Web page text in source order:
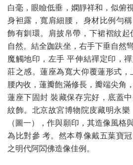
白毫，眼瞼低垂，嫻靜祥和，似俯
身袒露，寬肩細腰， 身材比例勻
飾有釧環。肩披帛帶，下裙褶紋
自然。結全跏趺坐，右手下垂自然
魔觸地印，左手 平伸結禪定印，
莊之感。蓮座為寬大仰覆蓮形式
腰內收，蓮瓣飽滿修長，瓣端尖角
蓮座下固封 裝藏保存完好，底蓋
紋飾。北京故宮博物院庋藏明永樂
（圖一），作與願印，其造像風格
為比對參 考。然本尊像戴五葉寶
之明代阿閦佛造像佳例。